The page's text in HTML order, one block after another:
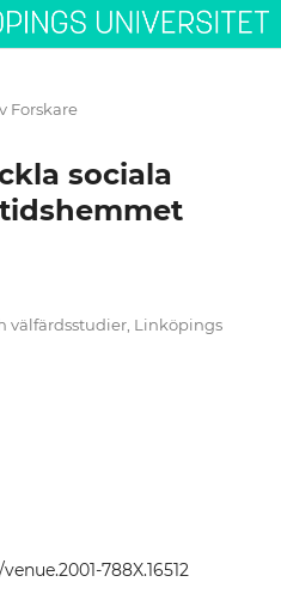
Forskare
sociala
välfärdsstudier, Linköpings
788X.16512